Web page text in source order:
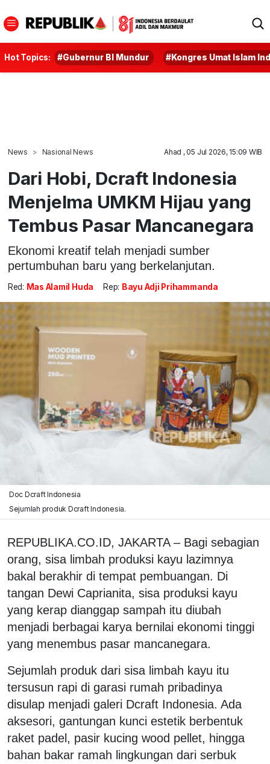
Hot Topics: #Gubernur BI Mundur #Kongres Umat Islam
News Nasional News Ahad , 05 Jul 2026, 15:09 WIB
Dari Hobi, Dcraft Indonesia
Menjelma UMKM Hijau yang
Tembus Pasar Mancanegara
Ekonomi kreatif telah menjadi sumber
pertumbuhan baru yang berkelanjutan.
Red: Mas Alamil Huda Rep: Bayu Adji Prihammanda
Doc Dcraft Indonesia
Sejumlah produk Dcraft Indonesia.
REPUBLIKA.CO.ID, JAKARTA – Bagi sebagian
orang, sisa limbah produksi kayu lazimnya
bakal berakhir di tempat pembuangan. Di
tangan Dewi Caprianita, sisa produksi kayu
yang kerap dianggap sampah itu diubah
menjadi berbagai karya bernilai ekonomi tinggi
yang menembus pasar mancanegara.
Sejumlah produk dari sisa limbah kayu itu
tersusun rapi di garasi rumah pribadinya
disulap menjadi galeri Dcraft Indonesia. Ada
aksesori, gantungan kunci estetik berbentuk
raket padel, pasir kucing wood pellet, hingga
bahan bakar ramah lingkungan dari serbuk